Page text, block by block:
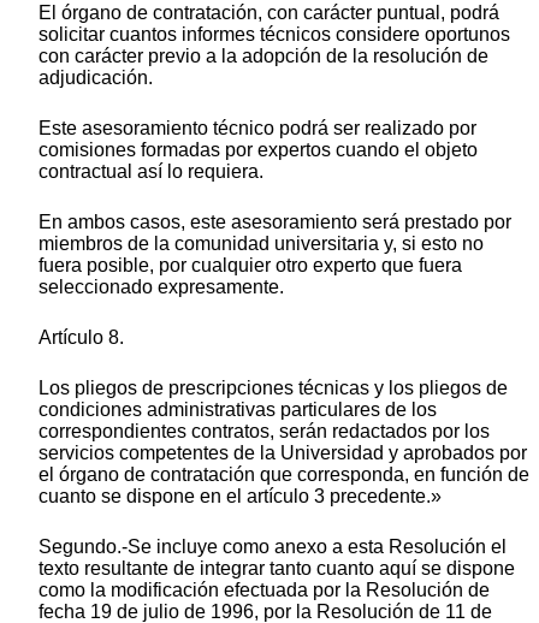
El órgano de contratación, con carácter puntual, podrá
solicitar cuantos informes técnicos considere oportunos
con carácter previo a la adopción de la resolución de
adjudicación.
Este asesoramiento técnico podrá ser realizado por
comisiones formadas por expertos cuando el objeto
contractual así lo requiera.
En ambos casos, este asesoramiento será prestado por
miembros de la comunidad universitaria y, si esto no
fuera posible, por cualquier otro experto que fuera
seleccionado expresamente.
Artículo 8.
Los pliegos de prescripciones técnicas y los pliegos de
condiciones administrativas particulares de los
correspondientes contratos, serán redactados por los
servicios competentes de la Universidad y aprobados por
el órgano de contratación que corresponda, en función de
cuanto se dispone en el artículo 3 precedente.»
Segundo.-Se incluye como anexo a esta Resolución el
texto resultante de integrar tanto cuanto aquí se dispone
como la modificación efectuada por la Resolución de
fecha 19 de julio de 1996, por la Resolución de 11 de